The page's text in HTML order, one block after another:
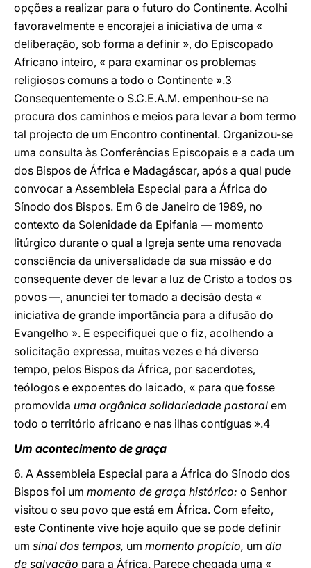
opções a realizar para o futuro do Continente. Acolhi
favoravelmente e encorajei a iniciativa de uma «
deliberação, sob forma a definir », do Episcopado
Africano inteiro, « para examinar os problemas
religiosos comuns a todo o Continente ».3
Consequentemente o S.C.E.A.M. empenhou-se na
procura dos caminhos e meios para levar a bom termo
tal projecto de um Encontro continental. Organizou-se
uma consulta às Conferências Episcopais e a cada um
dos Bispos de África e Madagáscar, após a qual pude
convocar a Assembleia Especial para a África do
Sínodo dos Bispos. Em 6 de Janeiro de 1989, no
contexto da Solenidade da Epifania — momento
litúrgico durante o qual a Igreja sente uma renovada
consciência da universalidade da sua missão e do
consequente dever de levar a luz de Cristo a todos os
povos —, anunciei ter tomado a decisão desta «
iniciativa de grande importância para a difusão do
Evangelho ». E especifiquei que o fiz, acolhendo a
solicitação expressa, muitas vezes e há diverso
tempo, pelos Bispos da África, por sacerdotes,
teólogos e expoentes do laicado, « para que fosse
promovida uma orgânica solidariedade pastoral em
todo o território africano e nas ilhas contíguas ».4
Um acontecimento de graça
6. A Assembleia Especial para a África do Sínodo dos
Bispos foi um momento de graça histórico: o Senhor
visitou o seu povo que está em África. Com efeito,
este Continente vive hoje aquilo que se pode definir
um sinal dos tempos, um momento propício, um dia
de salvação para a África. Parece chegada uma «